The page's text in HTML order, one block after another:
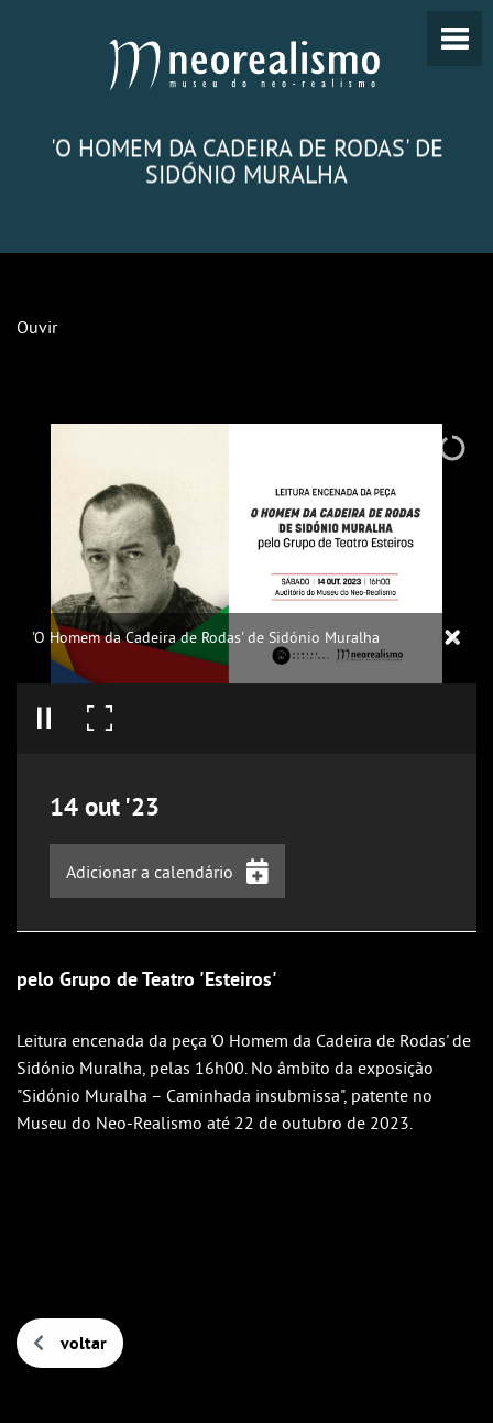
'O HOMEM DA CADEIRA DE RODAS' DE
SIDÓNIO MURALHA
Ouvir
'O Homem da Cadeira de Rodas' de Sidónio Muralha
14 out '23
Adicionar a calendário
Outlook
Yahoo! Calendar
pelo Grupo de Teatro 'Esteiros'
Leitura encenada da peça 'O Homem da Cadeira de Rodas' de
Sidónio Muralha, pelas 16h00. No âmbito da exposição
"Sidónio Muralha – Caminhada insubmissa", patente no
Museu do Neo-Realismo até 22 de outubro de 2023.
voltar